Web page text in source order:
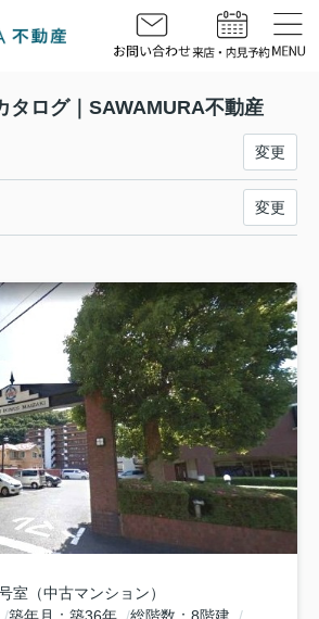
タログ｜SAWAMURA不動産
変更
変更
室（中古マンション）